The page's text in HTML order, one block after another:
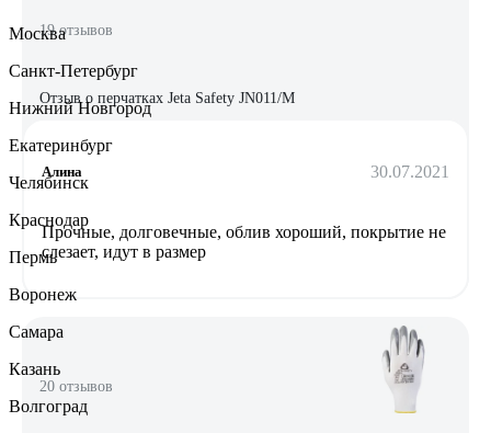
19 отзывов
Отзыв о перчатках Jeta Safety JN011/M
Алина 30.07.2021
Прочные, долговечные, облив хороший, покрытие не
слезает, идут в размер
20 отзывов
Москва
Санкт-Петербург
Нижний Новгород
Екатеринбург
Челябинск
Краснодар
Пермь
Воронеж
Самара
Казань
Волгоград